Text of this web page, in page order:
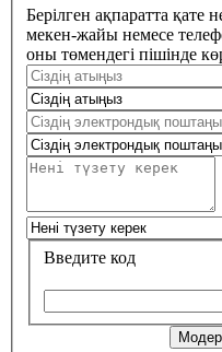
Берілген ақпаратта қате
мекен-жайы немесе
оны төмендегі пішінде
Введите код